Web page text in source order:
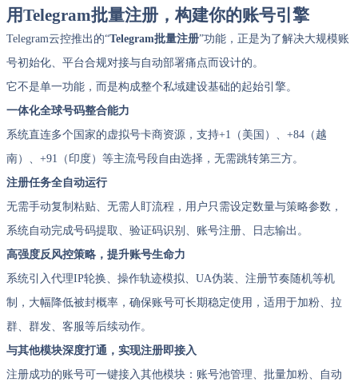
用Telegram批量注册，构建你的账号引擎
Telegram云控推出的“Telegram批量注册”功能，正是为了解决大规模账
号初始化、平台合规对接与自动部署痛点而设计的。
它不是单一功能，而是构成整个私域建设基础的起始引擎。
一体化全球号码整合能力
系统直连多个国家的虚拟号卡商资源，支持+1（美国）、+84（越
南）、+91（印度）等主流号段自由选择，无需跳转第三方。
注册任务全自动运行
无需手动复制粘贴、无需人盯流程，用户只需设定数量与策略参数，
系统自动完成号码提取、验证码识别、账号注册、日志输出。
高强度反风控策略，提升账号生命力
系统引入代理IP轮换、操作轨迹模拟、UA伪装、注册节奏随机等机
制，大幅降低被封概率，确保账号可长期稳定使用，适用于加粉、拉
群、群发、客服等后续动作。
与其他模块深度打通，实现注册即接入
注册成功的账号可一键接入其他模块：账号池管理、批量加粉、自动